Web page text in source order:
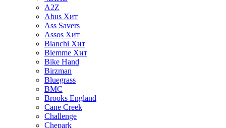
A2Z
Abus Хит
Ass Savers
Assos Хит
Bianchi Хит
Biemme Хит
Bike Hand
Birzman
Bluegrass
BMC
Brooks England
Cane Creek
Challenge
Chepark